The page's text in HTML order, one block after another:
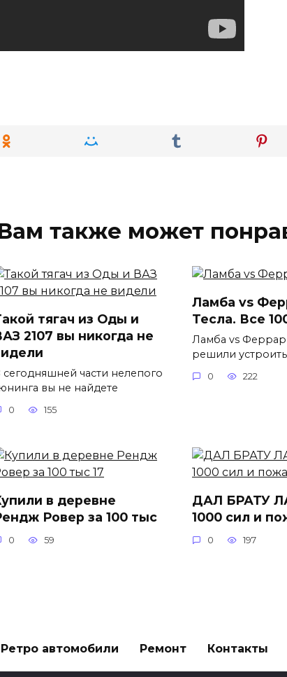
также может
тягач из Оды и
2107 вы никогда не
сегодняшней части нелепого
вы не найдете
0 155
Ламба vs
Тесла. Все
Ламба vs
решили
0 222
в деревне
Ровер за 100 тыс
0 59
ДАЛ БРАТУ
1000 сил и
0 197
Ретро автомобили Ремонт Контакты